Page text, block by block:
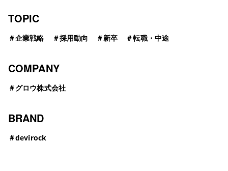
TOPIC
＃企業戦略 ＃採用動向 ＃新卒 ＃転職・中途
COMPANY
＃グロウ株式会社
BRAND
＃devirock